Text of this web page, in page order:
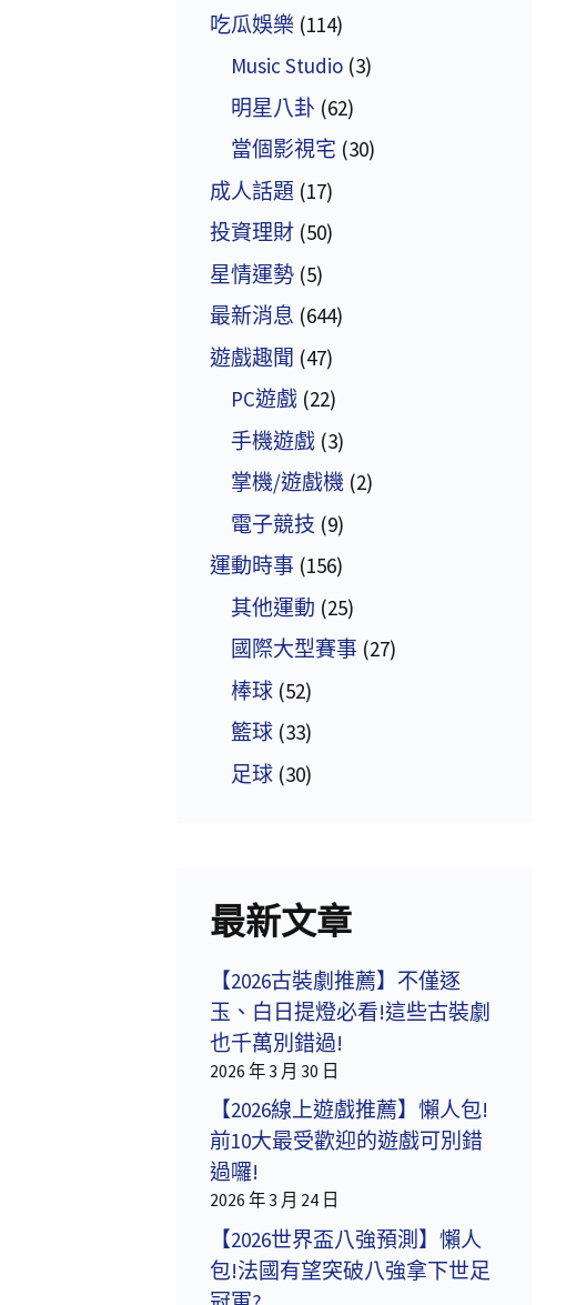
吃瓜娛樂 (114)
Music Studio (3)
明星八卦 (62)
當個影視宅 (30)
成人話題 (17)
投資理財 (50)
星情運勢 (5)
最新消息 (644)
遊戲趣聞 (47)
PC遊戲 (22)
手機遊戲 (3)
掌機/遊戲機 (2)
電子競技 (9)
運動時事 (156)
其他運動 (25)
國際大型賽事 (27)
棒球 (52)
籃球 (33)
足球 (30)
最新文章
【2026古裝劇推薦】不僅逐
玉、白日提燈必看!這些古裝劇
也千萬別錯過!
2026 年 3 月 30 日
【2026線上遊戲推薦】懶人包!
前10大最受歡迎的遊戲可別錯
過囉!
2026 年 3 月 24 日
【2026世界盃八強預測】懶人
包!法國有望突破八強拿下世足